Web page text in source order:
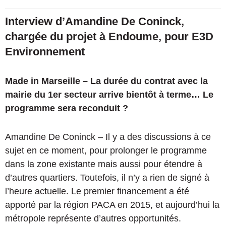
Interview d’Amandine De Coninck,
chargée du projet à Endoume, pour E3D
Environnement
Made in Marseille – La durée du contrat avec la
mairie du 1er secteur arrive bientôt à terme… Le
programme sera reconduit ?
Amandine De Coninck – Il y a des discussions à ce
sujet en ce moment, pour prolonger le programme
dans la zone existante mais aussi pour étendre à
d’autres quartiers. Toutefois, il n’y a rien de signé à
l’heure actuelle. Le premier financement a été
apporté par la région PACA en 2015, et aujourd’hui la
métropole représente d’autres opportunités.